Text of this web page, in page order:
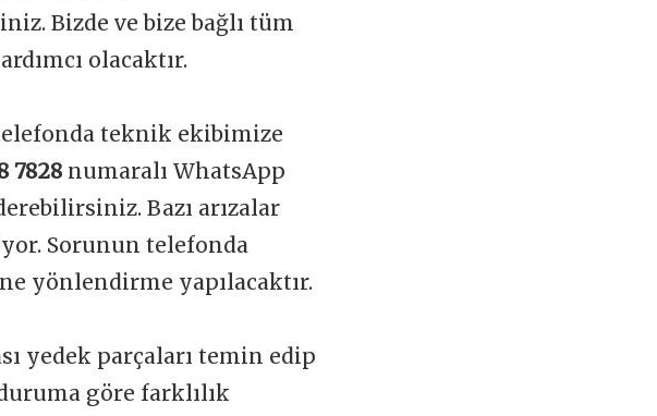
Bizde ve bize bağlı tüm
olacaktır.
teknik ekibimize
7828 numaralı WhatsApp
Bazı arızalar
Sorunun telefonda
yönlendirme yapılacaktır.
yedek parçaları temin edip
göre farklılık